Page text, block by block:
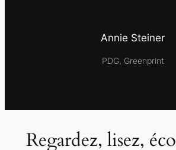
Annie Steiner
PDG, Greenprint
Regardez, lisez,